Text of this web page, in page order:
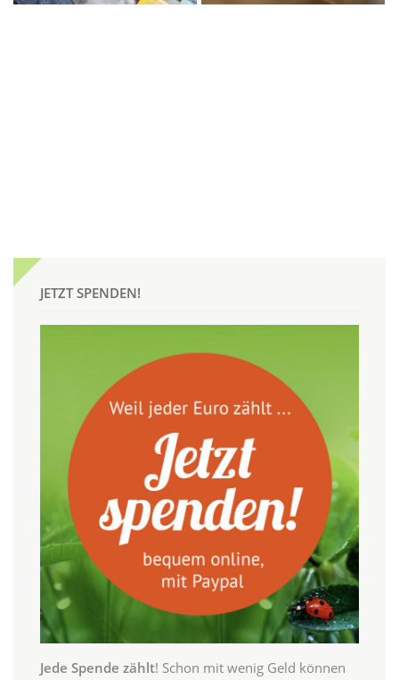
JETZT SPENDEN!
Jede Spende zählt! Schon mit wenig Geld können